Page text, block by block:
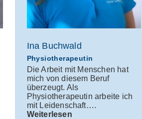
Ina Buchwald
Physiotherapeutin
Die Arbeit mit Menschen hat
mich von diesem Beruf
überzeugt. Als
Physiotherapeutin arbeite ich
mit Leidenschaft….
Weiterlesen